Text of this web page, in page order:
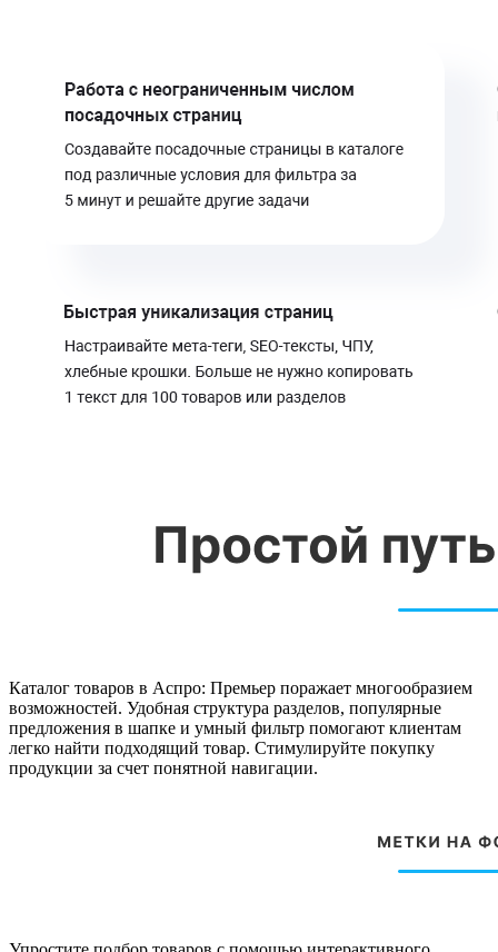
Каталог товаров в Аспро: Премьер поражает многообразием
возможностей. Удобная структура разделов, популярные
предложения в шапке и умный фильтр помогают клиентам
легко найти подходящий товар. Стимулируйте покупку
продукции за счет понятной навигации.